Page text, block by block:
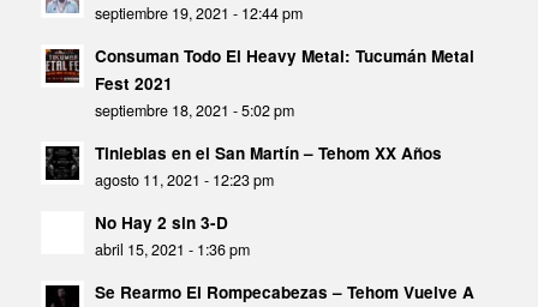
septiembre 19, 2021 - 12:44 pm
Consuman Todo El Heavy Metal: Tucumán Metal
Fest 2021
septiembre 18, 2021 - 5:02 pm
Tinieblas en el San Martín – Tehom XX Años
agosto 11, 2021 - 12:23 pm
No Hay 2 sin 3-D
abril 15, 2021 - 1:36 pm
Se Rearmo El Rompecabezas – Tehom Vuelve A